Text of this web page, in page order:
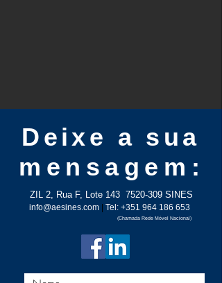
Deixe a sua
mensagem :
ZIL 2, Rua F, Lote 143 7520-309SINES
info@aesines.com Tel: +351 964 186 653
(Chamada Rede Móvel Nacional)